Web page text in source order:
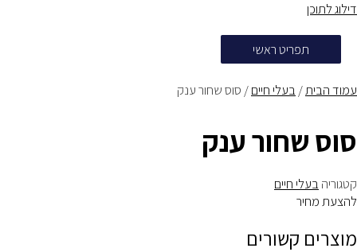
דילוג לתוכן
תפריט ראשי
עמוד הבית/בעלי חיים/ סוס שחור ענק
סוס שחור ענק
קטגוריהבעלי חיים
להצעת מחיר
מוצרים קשורים